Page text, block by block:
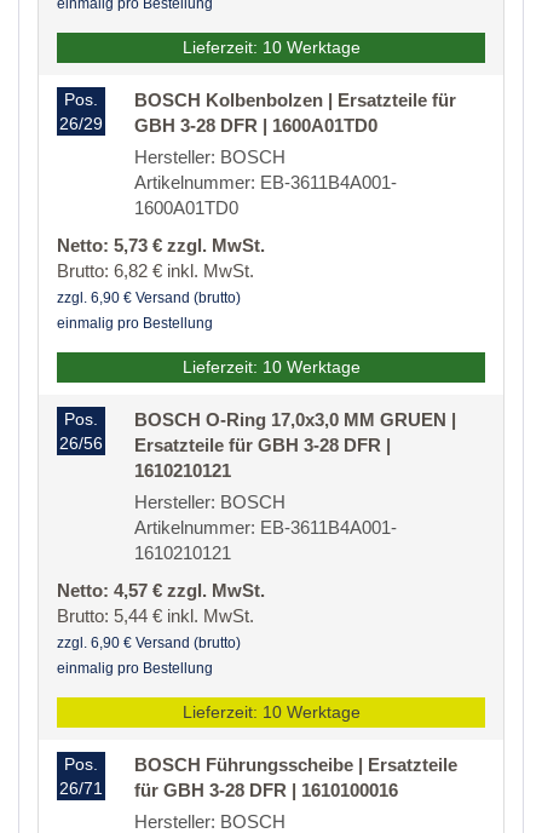
einmalig pro Bestellung
Lieferzeit: 10 Werktage
Pos.
26/29
BOSCH Kolbenbolzen | Ersatzteile für
GBH 3-28 DFR | 1600A01TD0
Hersteller: BOSCH
Artikelnummer: EB-3611B4A001-
1600A01TD0
Netto: 5,73 € zzgl. MwSt.
Brutto: 6,82 € inkl. MwSt.
zzgl. 6,90 € Versand (brutto)
einmalig pro Bestellung
Lieferzeit: 10 Werktage
Pos.
26/56
BOSCH O-Ring 17,0x3,0 MM GRUEN |
Ersatzteile für GBH 3-28 DFR |
1610210121
Hersteller: BOSCH
Artikelnummer: EB-3611B4A001-
1610210121
Netto: 4,57 € zzgl. MwSt.
Brutto: 5,44 € inkl. MwSt.
zzgl. 6,90 € Versand (brutto)
einmalig pro Bestellung
Lieferzeit: 10 Werktage
Pos.
26/71
BOSCH Führungsscheibe | Ersatzteile
für GBH 3-28 DFR | 1610100016
Hersteller: BOSCH